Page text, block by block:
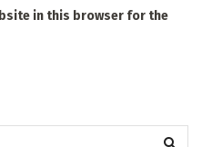
in this browser for the